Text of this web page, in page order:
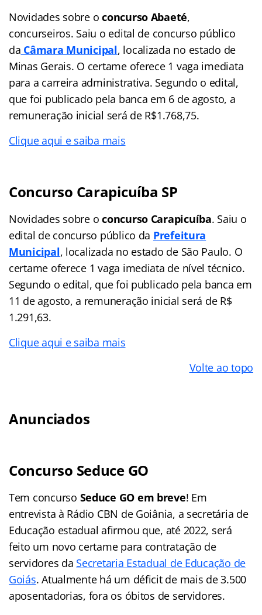
Novidades sobre oconcurso Abaeté,
concurseiros. Saiu o edital de concurso público
da Câmara Municipal, localizada no estado de
Minas Gerais. O certame oferece 1 vaga imediata
para a carreira administrativa. Segundo o edital,
que foi publicado pela banca em 6 de agosto, a
remuneração inicial será de R$1.768,75.
Clique aqui e saiba mais
Concurso Carapicuíba SP
Novidades sobre oconcurso Carapicuíba. Saiu o
edital de concurso público da Prefeitura
Municipal, localizada no estado de São Paulo. O
certame oferece 1 vaga imediata de nível técnico.
Segundo o edital, que foi publicado pela banca em
11 de agosto, a remuneração inicial será de R$
1.291,63.
Clique aqui e saiba mais
Volte ao topo
Anunciados
Concurso Seduce GO
Tem concurso Seduce GO em breve! Em
entrevista à Rádio CBN de Goiânia, a secretária de
Educação estadual afirmou que, até 2022, será
feito um novo certame para contratação de
servidores da Secretaria Estadual de Educação de
Goiás. Atualmente há um déficit de mais de 3.500
aposentadorias, fora os óbitos de servidores.